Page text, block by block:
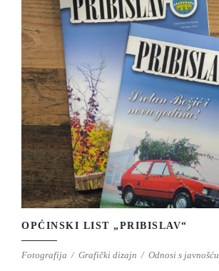
OPĆINSKI LIST „PRIBISLAV“
Fotografija Grafički dizajn Odnosi s javnošću